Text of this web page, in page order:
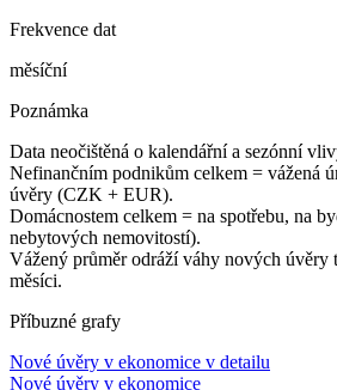
Frekvence dat
měsíční
Poznámka
Data neočištěná o kalendářní a sezónní
Nefinančním podnikům celkem = vážená
úvěry (CZK + EUR).
Domácnostem celkem = na spotřebu, na
nebytových nemovitostí).
Vážený průměr odráží váhy nových úvěry
měsíci.
Příbuzné grafy
Nové úvěry v ekonomice v detailu
Nové úvěry v ekonomice